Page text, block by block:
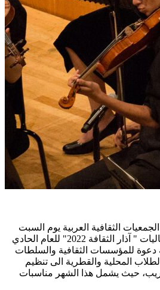
الثقافية العربية يوم السبت
الاخير اجتماعا للتحضير لفعاليات " آذار الثقافة 2022" للعام الحادي
دعوة للمؤسسات الثقافية والسلطات
المحلية والقطرية الى تنظيم
حيث يشمل هذا الشهر مناسبات